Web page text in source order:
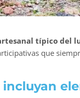
típico del
que
incluyan